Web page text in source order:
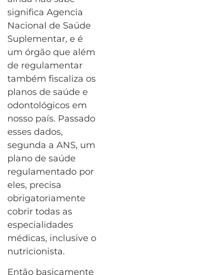
significa Agencia
Nacional de Saúde
Suplementar, e é
um órgão que além
de regulamentar
também fiscaliza os
planos de saúde e
odontológicos em
nosso país. Passado
esses dados,
segunda a ANS, um
plano de saúde
regulamentado por
eles, precisa
obrigatoriamente
cobrir todas as
especialidades
médicas, inclusive o
nutricionista.
Então basicamente